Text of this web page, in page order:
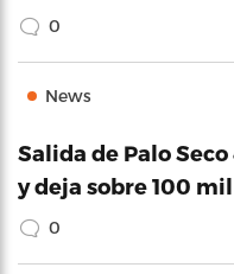
0
News
Salida de Palo
y deja sobre 100
0